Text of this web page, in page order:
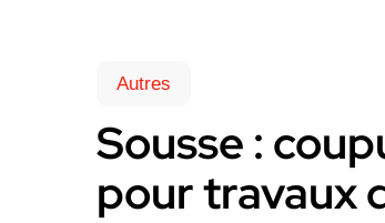
Autres
Sousse :
pour travaux